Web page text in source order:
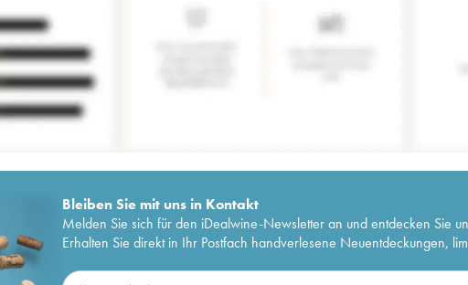
Bleiben Sie mit uns in Kontakt
Melden Sie sich für den iDealwine-Newsletter an und entdecken Sie
Erhalten Sie direkt in Ihr Postfach handverlesene Neuentdeckungen,